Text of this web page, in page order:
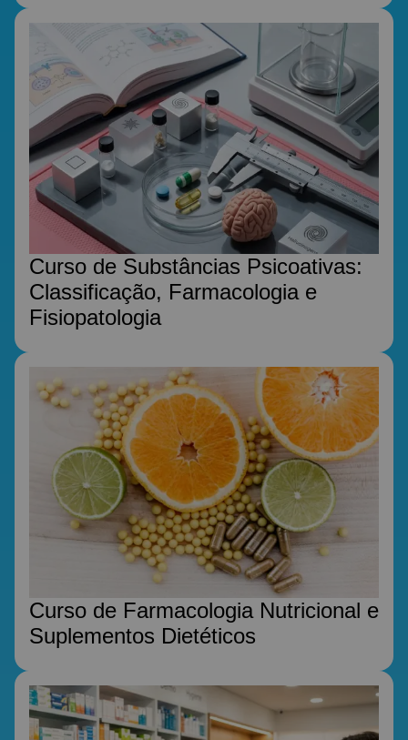
Curso de Substâncias Psicoativas:
Classificação, Farmacologia e
Fisiopatologia
Curso de Farmacologia Nutricional e
Suplementos Dietéticos